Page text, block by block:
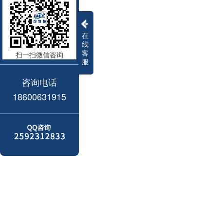
在
线
客
服
扫一扫微信咨询
咨询电话
18600631915